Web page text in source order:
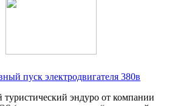
пуск электродвигателя 380в
эндуро от компании